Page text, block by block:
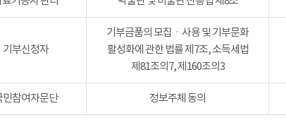
기부신청자
기부금품의 모집ㆍ사용 및 기부문화
활성화에 관한 법률 제7조, 소득세법
제81조의7, 제160조의3
민참여자문단 정보주체 동의